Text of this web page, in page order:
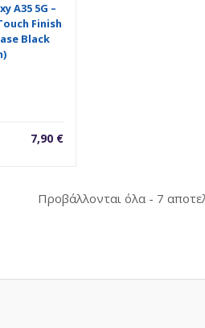
A35 5G –
Finish
Black
7,90 €
Προβάλλονται όλα - 7